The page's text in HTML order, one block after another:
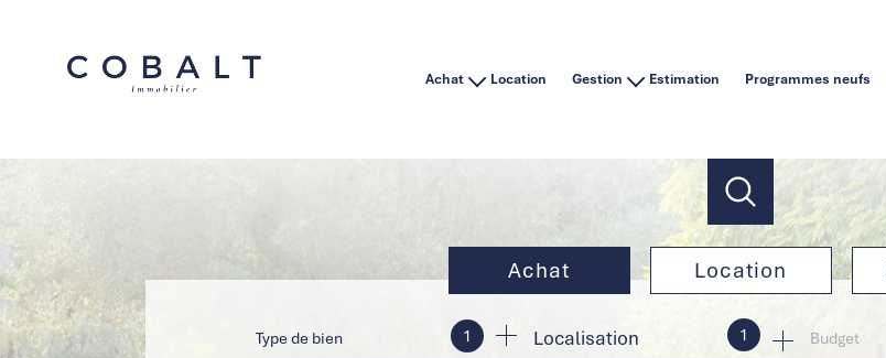
Achat Location Gestion Estimation Programmes neufs
Achat
de l'ancien
Location
à l'année
Type de bien 1 1
Localisation Budget